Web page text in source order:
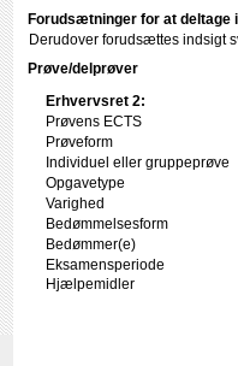
Forudsætninger for at deltage
Derudover forudsættes indsigt
Prøve/delprøver
Erhvervsret 2:
Prøvens ECTS
Prøveform
Individuel eller gruppeprøve
Opgavetype
Varighed
Bedømmelsesform
Bedømmer(e)
Eksamensperiode
Hjælpemidler